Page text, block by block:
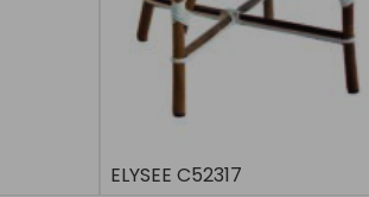
ELYSEE C52317